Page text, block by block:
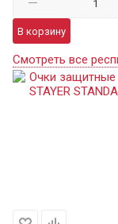
В корзину
Смотреть все